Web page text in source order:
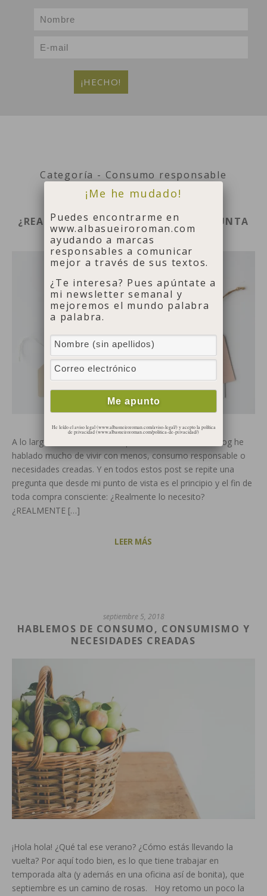
Categoría - Consumo responsable
¿REALMENTE LO NECESITO? LA PREGUNTA
QUE LO CAMBIA TODO
A lo largo de los casi 3 años que llevo escribiendo el blog he
hablado mucho de vivir con menos, consumo responsable o
necesidades creadas. Y en todos estos post se repite una
pregunta que desde mi punto de vista es el principio y el fin de
toda compra consciente: ¿Realmente lo necesito?
¿REALMENTE […]
LEER MÁS
septiembre 5, 2018
HABLEMOS DE CONSUMO, CONSUMISMO Y
NECESIDADES CREADAS
¡Hola hola! ¿Qué tal ese verano? ¿Cómo estás llevando la
vuelta? Por aquí todo bien, es lo que tiene trabajar en
temporada alta (y además en una oficina así de bonita), que
septiembre es un camino de rosas. Hoy retomo un poco la
¡Me he mudado!
Puedes encontrarme en
www.albasueiroroman.com
ayudando a marcas
responsables a comunicar
mejor a través de sus textos.
¿Te interesa? Pues apúntate a
mi newsletter semanal y
mejoremos el mundo palabra
a palabra.
He leído el aviso legal (www.albasueiroroman.com/aviso-legal/) y acepto la política
de privacidad (www.albasueiroroman.com/politica-de-privacidad/)